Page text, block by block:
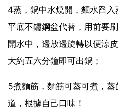
4蒸，鍋中水燒開，麵水舀
平底不鏽鋼盆代替，用前要
開水中，邊放邊旋轉以便涼
大約五六分鐘即可出鍋；
5煮麵筋，麵筋可蒸可煮，
道，根據自己口味！